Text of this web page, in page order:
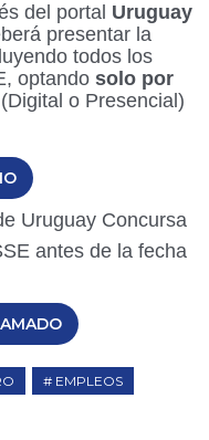
del portal Uruguay
presentar la
todos los
optando solo por
(Digital o Presencial)
Uruguay Concursa
antes de la fecha
EMPLEOS